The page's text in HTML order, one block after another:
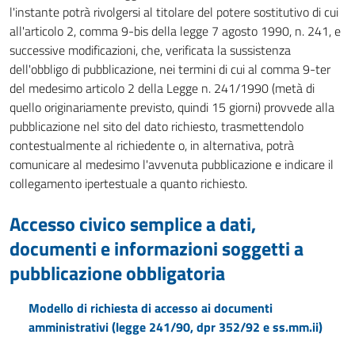
l'instante potrà rivolgersi al titolare del potere sostitutivo di cui
all'articolo 2, comma 9-bis della legge 7 agosto 1990, n. 241, e
successive modificazioni, che, verificata la sussistenza
dell'obbligo di pubblicazione, nei termini di cui al comma 9-ter
del medesimo articolo 2 della Legge n. 241/1990 (metà di
quello originariamente previsto, quindi 15 giorni) provvede alla
pubblicazione nel sito del dato richiesto, trasmettendolo
contestualmente al richiedente o, in alternativa, potrà
comunicare al medesimo l'avvenuta pubblicazione e indicare il
collegamento ipertestuale a quanto richiesto.
Accesso civico semplice a dati,
documenti e informazioni soggetti a
pubblicazione obbligatoria
Modello di richiesta di accesso ai documenti
amministrativi (legge 241/90, dpr 352/92 e ss.mm.ii)